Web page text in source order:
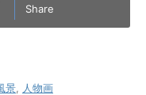
Share
景 人物画